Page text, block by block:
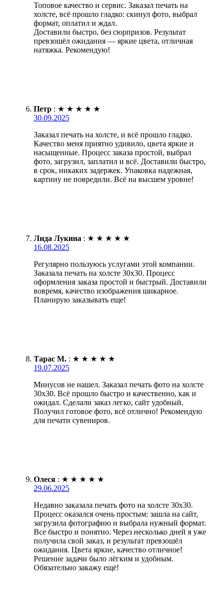
Топовое качество и сервис. Заказал печать на
холсте, всё прошло гладко: скинул фото, выбрал
формат, оплатил и ждал.
Доставили быстро, без сюрпризов. Результат
превзошёл ожидания — яркие цвета, отличная
натяжка. Рекомендую!
Петр : ★ ★ ★ ★ ★
30.09.2025
Заказал печать на холсте, и всё прошло гладко.
Качество меня приятно удивило, цвета яркие и
насыщенные. Процесс заказа простой, выбрал
фото, загрузил, заплатил и всё. Доставили быстро,
в срок, никаких задержек. Упаковка надежная,
картину не повредили. Всё на высшем уровне!
Лида Лукина : ★ ★ ★ ★ ★
16.08.2025
Регулярно пользуюсь услугами этой компании.
Заказала печать на холсте 30х30. Процесс
оформления заказа простой и быстрый. Доставили
вовремя, качество изображения шикарное.
Планирую заказывать еще!
Тарас М. : ★ ★ ★ ★ ★
19.07.2025
Минусов не нашел. Заказал печать фото на холсте
30х30. Всё прошло быстро и качественно, как и
ожидал. Сделали заказ легко, сайт удобный.
Получил готовое фото, всё отлично! Рекомендую
для печати сувениров.
Олеся : ★ ★ ★ ★ ★
29.06.2025
Недавно заказала печать фото на холсте 30х30.
Процесс оказался очень простым: зашла на сайт,
загрузила фотографию и выбрала нужный формат.
Все быстро и понятно. Через несколько дней я уже
получила свой заказ, и результат превзошёл
ожидания. Цвета яркие, качество отличное!
Решение задачи было лёгким и удобным.
Обязательно закажу ещё!